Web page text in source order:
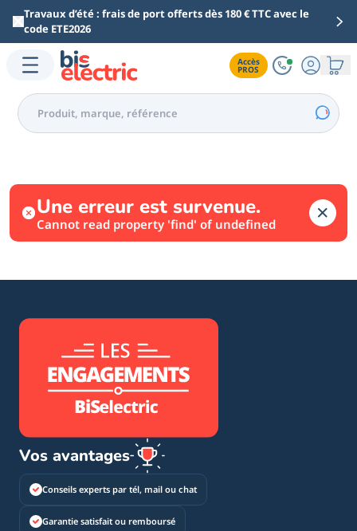
Aller au contenu principal
Travaux d’été : frais de port offerts dès 180 € TTC avec le
code ETE2026
Accès
PROS
Une erreur est survenue.
Cannot read property 'find' of undefined
Vos avantages
Conseils experts par tél, mail ou chat
Garantie satisfait ou remboursé